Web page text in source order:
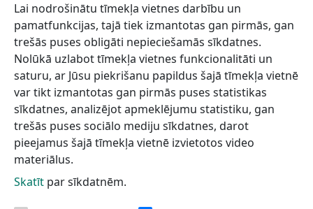
Piesakies jaunumiem!
Pieraksties jaunumiem e-pastā un nepalaid garām
jaunākās aktualitātes.
Vēlos saņemt jaunumus uz norādīto e-pasta adresi.
Informācijai
Lai nodrošinātu tīmekļa vietnes darbību un
pamatfunkcijas, tajā tiek izmantotas gan pirmās, gan
trešās puses obligāti nepieciešamās sīkdatnes.
Nolūkā uzlabot tīmekļa vietnes funkcionalitāti un
saturu, ar Jūsu piekrišanu papildus šajā tīmekļa vietnē
var tikt izmantotas gan pirmās puses statistikas
sīkdatnes, analizējot apmeklējumu statistiku, gan
trešās puses sociālo mediju sīkdatnes, darot
pieejamus šajā tīmekļa vietnē izvietotos video
materiālus.
Skatīt par sīkdatnēm.